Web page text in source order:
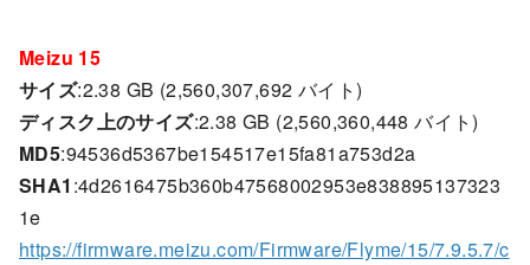
Meizu 15
サイズ:2.38 GB (2,560,307,692 バイト)
ディスク上のサイズ:2.38 GB (2,560,360,448 バイト)
MD5:94536d5367be154517e15fa81a753d2a
SHA1 :4d2616475b360b47568002953e838895137323
1e
https://firmware.meizu.com/Firmware/Flyme/15/7.9.5.7/c